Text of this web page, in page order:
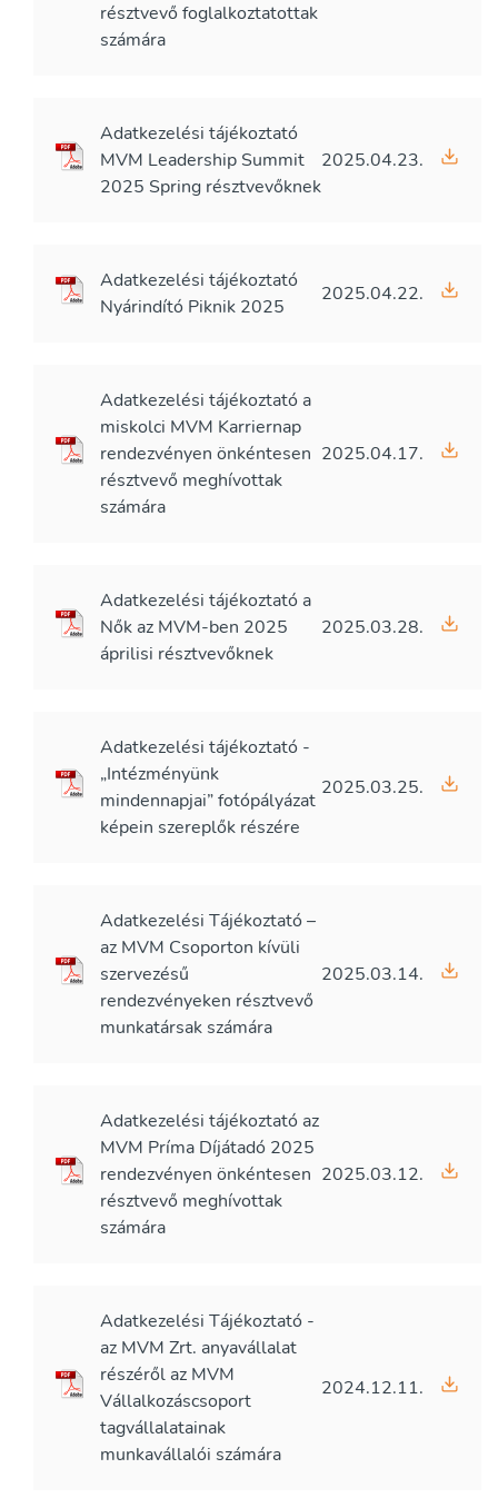
résztvevő foglalkoztatottak
számára
Adatkezelési tájékoztató
MVM Leadership Summit
2025 Spring résztvevőknek
2025.04.23.
Adatkezelési tájékoztató
Nyárindító Piknik 2025
2025.04.22.
Adatkezelési tájékoztató a
miskolci MVM Karriernap
rendezvényen önkéntesen
résztvevő meghívottak
számára
2025.04.17.
Adatkezelési tájékoztató a
Nők az MVM-ben 2025
áprilisi résztvevőknek
2025.03.28.
Adatkezelési tájékoztató -
„Intézményünk
mindennapjai” fotópályázat
képein szereplők részére
2025.03.25.
Adatkezelési Tájékoztató –
az MVM Csoporton kívüli
szervezésű
rendezvényeken résztvevő
munkatársak számára
2025.03.14.
Adatkezelési tájékoztató az
MVM Príma Díjátadó 2025
rendezvényen önkéntesen
résztvevő meghívottak
számára
2025.03.12.
Adatkezelési Tájékoztató -
az MVM Zrt. anyavállalat
részéről az MVM
Vállalkozáscsoport
tagvállalatainak
munkavállalói számára
2024.12.11.